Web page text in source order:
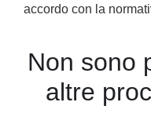
accordo con la
Non sono
altre